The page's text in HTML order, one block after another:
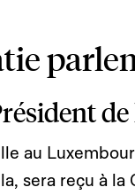
au
sera reçu à la